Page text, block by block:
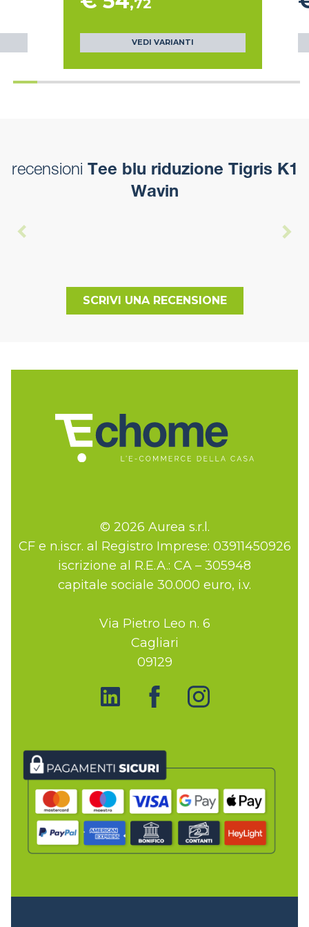
,72
VEDI VARIANTI
recensioni Tee blu riduzione Tigris K1
Wavin
SCRIVI UNA RECENSIONE
© 2026 Aurea s.r.l.
CF e n.iscr. al Registro Imprese: 03911450926
iscrizione al R.E.A.: CA – 305948
capitale sociale 30.000 euro, i.v.
Via Pietro Leo n. 6
Cagliari
09129